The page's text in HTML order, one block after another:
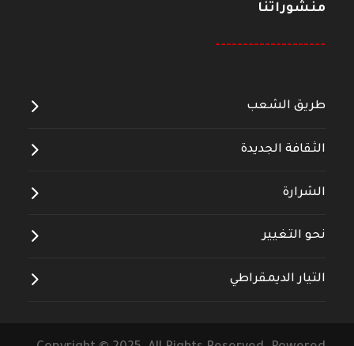
منشوراتنا
--------------------
طريق الشعب
الثقافة الجديدة
الشرارة
نحو التغيير
التيار الديمقراطي